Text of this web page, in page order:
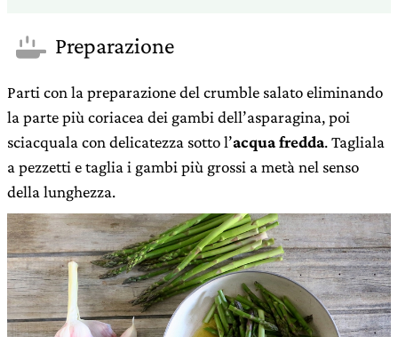
Preparazione
Parti con la preparazione del crumble salato eliminando
la parte più coriacea dei gambi dell’asparagina, poi
sciacquala con delicatezza sotto l’acqua fredda. Tagliala
a pezzetti e taglia i gambi più grossi a metà nel senso
della lunghezza.